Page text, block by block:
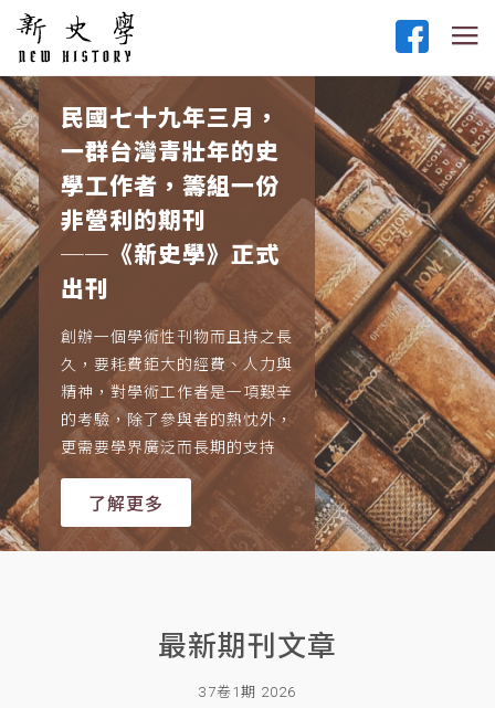
民國七十九年三月，
一群台灣青壯年的史
學工作者，籌組一份
非營利的期刊
──《新史學》正式
出刊
創辦一個學術性刊物而且持之長
久，要耗費鉅大的經費、人力與
精神，對學術工作者是一項艱辛
的考驗，除了參與者的熱忱外，
更需要學界廣泛而長期的支持
了解更多
最新期刊文章
37卷1期 2026